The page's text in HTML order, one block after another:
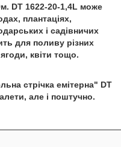
DT 1622-20-1,4L може
плантаціях,
і садівничих
для поливу різних
квіти тощо.
стрічка емітерна" DT
але і поштучно.